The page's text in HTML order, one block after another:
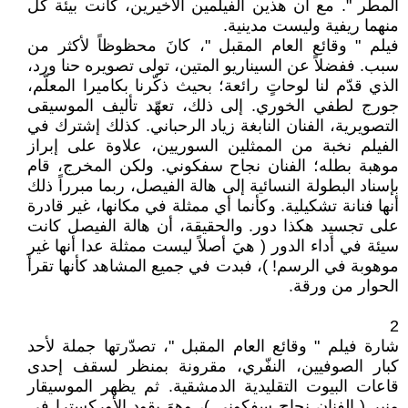
المطر ". مع أن هذين الفيلمين الأخيرين، كانت بيئة كل
منهما ريفية وليست مدينية.
فيلم " وقائع العام المقبل "، كانَ محظوظاً لأكثر من
سبب. ففضلاً عن السيناريو المتين، تولى تصويره حنا ورد،
الذي قدّم لنا لوحاتٍ رائعة؛ بحيث ذكّرنا بكاميرا المعلّم،
جورج لطفي الخوري. إلى ذلك، تعهّد تأليف الموسيقى
التصويرية، الفنان النابغة زياد الرحباني. كذلك إشترك في
الفيلم نخبة من الممثلين السوريين، علاوة على إبراز
موهبة بطله؛ الفنان نجاح سفكوني. ولكن المخرج، قام
بإسناد البطولة النسائية إلى هالة الفيصل، ربما مبرراً ذلك
أنها فنانة تشكيلية. وكأنما أي ممثلة في مكانها، غير قادرة
على تجسيد هكذا دور. والحقيقة، أن هالة الفيصل كانت
سيئة في أداء الدور ( هيَ أصلاً ليست ممثلة عدا أنها غير
موهوبة في الرسم! )، فبدت في جميع المشاهد كأنها تقرأ
الحوار من ورقة.
2
شارة فيلم " وقائع العام المقبل "، تصدّرتها جملة لأحد
كبار الصوفيين، النفّري، مقرونة بمنظر لسقف إحدى
قاعات البيوت التقليدية الدمشقية. ثم يظهر الموسيقار